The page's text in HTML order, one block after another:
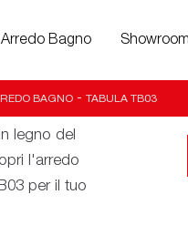
Arredo Bagno Showroom
BAGNO - TABULA TB03
legno del
l'arredo
per il tuo